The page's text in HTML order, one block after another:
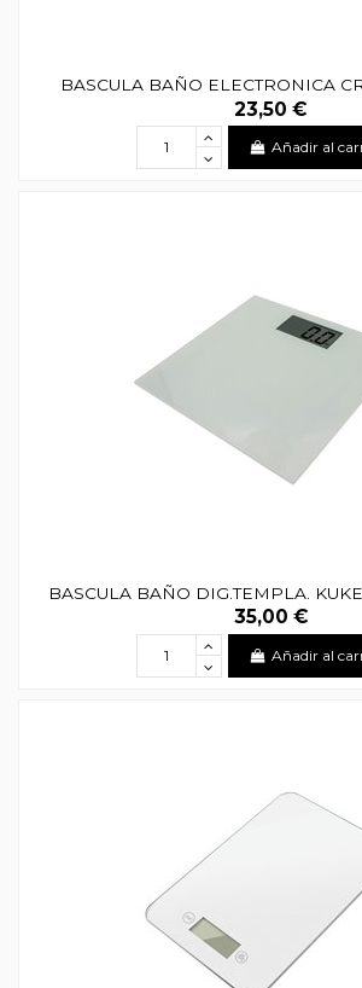
BASCULA BAÑO ELECTRONICA
23,50 €
Añadir al
BASCULA BAÑO DIG.TEMPLA.
35,00 €
Añadir al